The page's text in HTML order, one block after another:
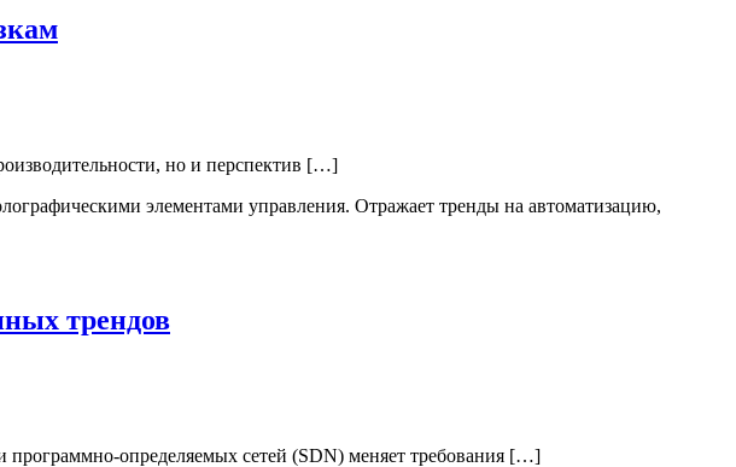
но и перспектив […]
трендов
программно-определяемых сетей (SDN) меняет требования […]